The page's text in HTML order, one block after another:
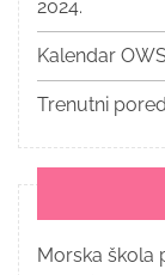
2024.
Kalendar
Trenutni
Morska škola